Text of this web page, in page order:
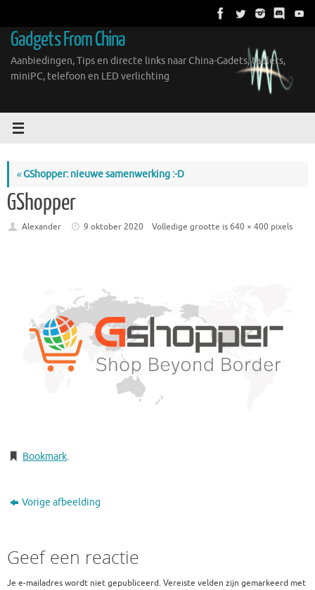
inhoud
Gadgets From China
Aanbiedingen, Tips en directe links naar China-Gadets, tablets,
miniPC, telefoon en LED verlichting
«GShopper: nieuwe samenwerking :-D
GShopper
Alexander 9 oktober 2020 Volledige grootte is640 × 400 pixels
Bookmark.
Vorige afbeelding
Geef een reactie
Je e-mailadres wordt niet gepubliceerd. Vereiste velden zijn gemarkeerd met